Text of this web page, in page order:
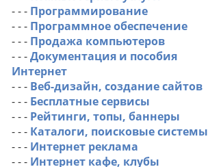
- - - Программирование
- - - Программное обеспечение
- - - Продажа компьютеров
- - -Документация и пособия
Интернет
- - - Веб-дизайн, создание сайтов
- - - Бесплатные сервисы
- - - Рейтинги, топы, баннеры
- - - Каталоги, поисковые системы
- - - Интернет реклама
- - - Интернет кафе, клубы